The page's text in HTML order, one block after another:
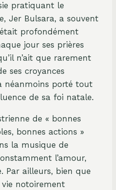
pratiquant le
Jer Bulsara, a souvent
profondément
jour ses prières
n’ait que rarement
ses croyances
néanmoins porté tout
de sa foi natale.
de « bonnes
bonnes actions »
la musique de
l’amour,
Par ailleurs, bien que
notoirement